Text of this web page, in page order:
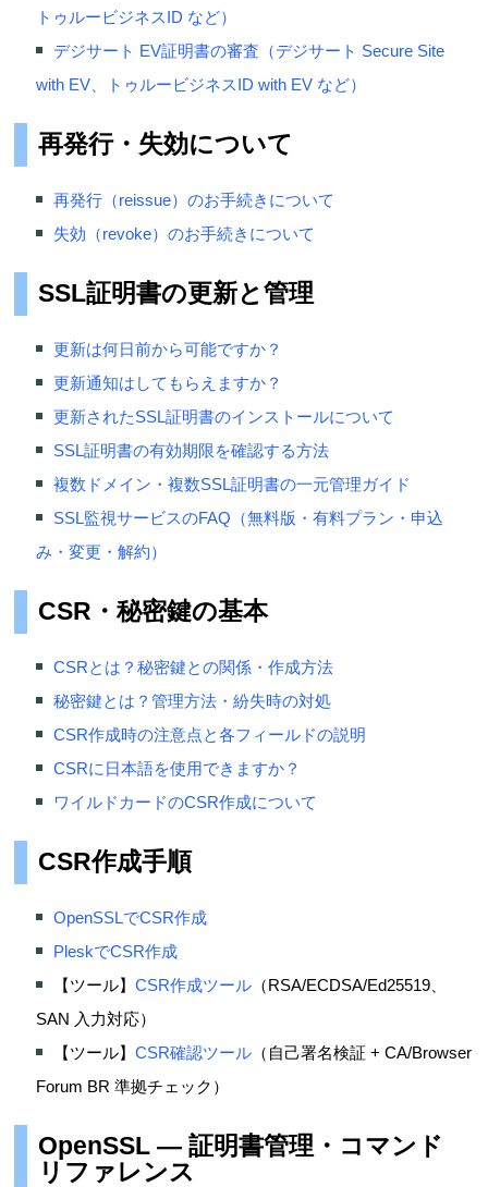
トゥルービジネスID など）
デジサート EV証明書の審査（デジサート Secure Site
with EV、トゥルービジネスID with EV など）
再発行・失効について
再発行（reissue）のお手続きについて
失効（revoke）のお手続きについて
SSL証明書の更新と管理
更新は何日前から可能ですか？
更新通知はしてもらえますか？
更新されたSSL証明書のインストールについて
SSL証明書の有効期限を確認する方法
複数ドメイン・複数SSL証明書の一元管理ガイド
SSL監視サービスのFAQ（無料版・有料プラン・申込
み・変更・解約）
CSR・秘密鍵の基本
CSRとは？秘密鍵との関係・作成方法
秘密鍵とは？管理方法・紛失時の対処
CSR作成時の注意点と各フィールドの説明
CSRに日本語を使用できますか？
ワイルドカードのCSR作成について
CSR作成手順
OpenSSLでCSR作成
PleskでCSR作成
【ツール】CSR作成ツール （RSA/ECDSA/Ed25519、
SAN 入力対応）
【ツール】CSR確認ツール （自己署名検証 + CA/Browser
Forum BR 準拠チェック）
OpenSSL — 証明書管理・コマンド
リファレンス